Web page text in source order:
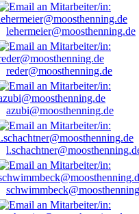
lehermeier@moosthenning.de
reder@moosthenning.de
azubi@moosthenning.de